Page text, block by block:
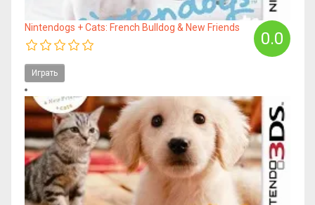
0.0
Nintendogs + Cats: French Bulldog & New Friends
Играть